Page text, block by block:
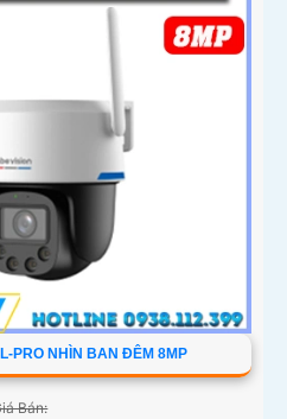
PRO NHÌN BAN ĐÊM 8MP
Bán: